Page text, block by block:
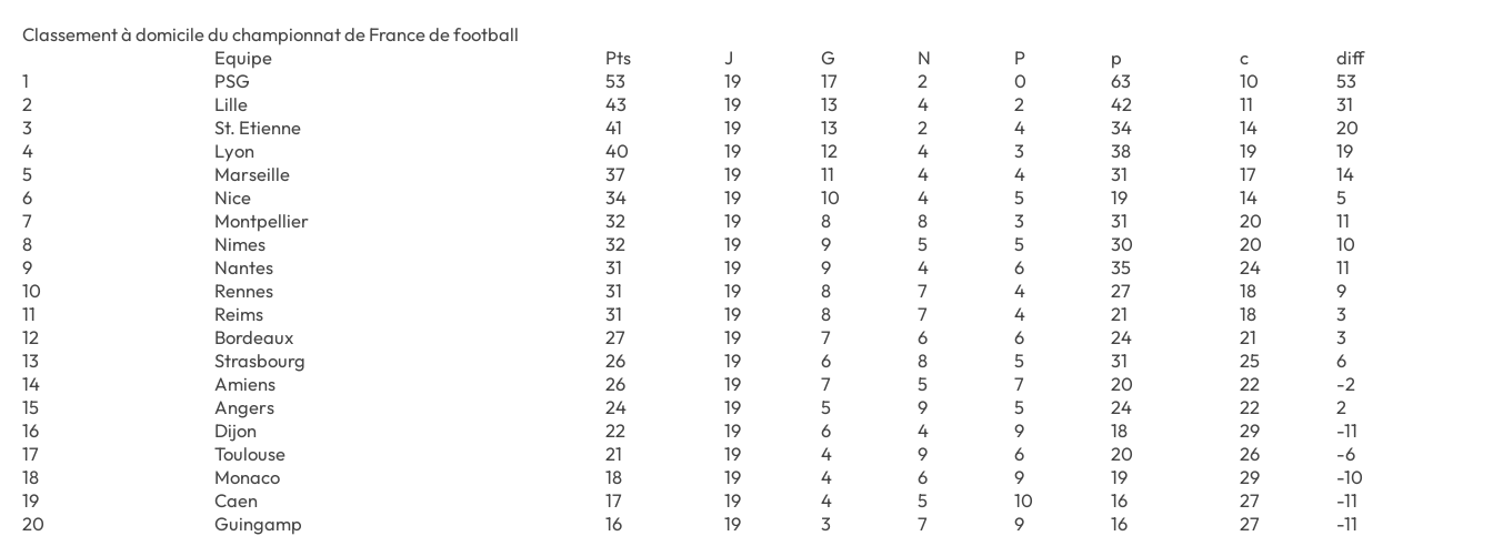
Classement à domicile du championnat de France de football
Equipe
Pts J G N P p c
diff
1
PSG 53 19 17 2 0 63 10
53
2
Lille 43 19 13 4 2 42 11
31
3
St. Etienne 41 19 13 2 4 34 14
20
4
Lyon 40 19 12 4 3 38 19
19
5
Marseille 37 19 11 4 4 31 17
14
6
Nice 34 19 10 4 5 19 14
5
7
Montpellier 32 19 8 8 3 31 20
11
8
Nimes 32 19 9 5 5 30 20
10
9
Nantes 31 19 9 4 6 35 24
11
10
Rennes 31 19 8 7 4 27 18
9
11
Reims 31 19 8 7 4 21 18
3
12
Bordeaux 27 19 7 6 6 24 21
3
13
Strasbourg 26 19 6 8 5 31 25
6
14
Amiens 26 19 7 5 7 20 22
-2
15
Angers 24 19 5 9 5 24 22
2
16
Dijon 22 19 6 4 9 18 29
-11
17
Toulouse 21 19 4 9 6 20 26
-6
18
Monaco 18 19 4 6 9 19 29
-10
19
Caen 17 19 4 5 10 16 27
-11
20
Guingamp 16 19 3 7 9 16 27
-11